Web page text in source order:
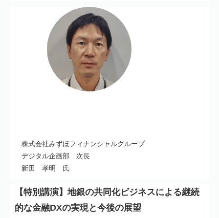
株式会社みずほフィナンシャルグループ
デジタル企画部 次長
新田 孝明 氏
【特別講演】地銀の共同化ビジネスによる継続
的な金融DXの実現と今後の展望